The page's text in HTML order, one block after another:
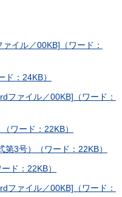
イル／00KB]（ワード：
：24KB）
ファイル／00KB]（ワード：
ワード：22KB）
3号）（ワード：22KB）
ド：22KB）
ファイル／00KB]（ワード：